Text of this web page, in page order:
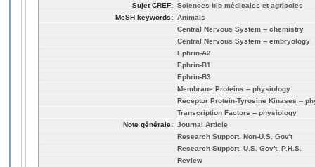
Sujet CREF: Sciences bio-médicales et agricoles
MeSH keywords: Animals
Central Nervous System -- chemistry
Central Nervous System -- embryology
Ephrin-A2
Ephrin-B1
Ephrin-B3
Membrane Proteins -- physiology
Receptor Protein-Tyrosine Kinases --
Transcription Factors -- physiology
Note générale: Journal Article
Research Support, Non-U.S. Gov't
Research Support, U.S. Gov't, P.H.S.
Review